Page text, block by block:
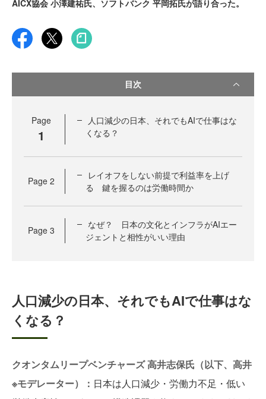
AICX協会 小澤建祐氏、ソフトバンク 平岡拓氏が語り合った。
目次
Page
1
人口減少の日本、それでもAIで仕事はな
くなる？
Page 2
レイオフをしない前提で利益率を上げ
る 鍵を握るのは労働時間か
Page 3
なぜ？ 日本の文化とインフラがAIエー
ジェントと相性がいい理由
人口減少の日本、それでもAIで仕事はな
くなる？
クオンタムリープベンチャーズ 高井志保氏（以下、高井
※モデレーター）： 日本は人口減少・労働力不足・低い